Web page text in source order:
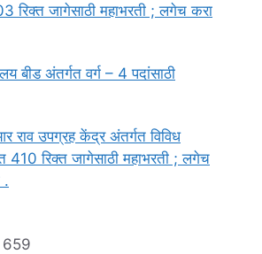
रिक्त जागेसाठी महाभरती ; लगेच करा
बीड अंतर्गत वर्ग – 4 पदांसाठी
राव उपग्रह केंद्र अंतर्गत विविध
410 रिक्त जागेसाठी महाभरती ; लगेच
.
659